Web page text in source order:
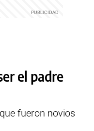
el padre
fueron novios